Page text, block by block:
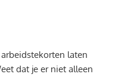
laten
dat je er niet alleen